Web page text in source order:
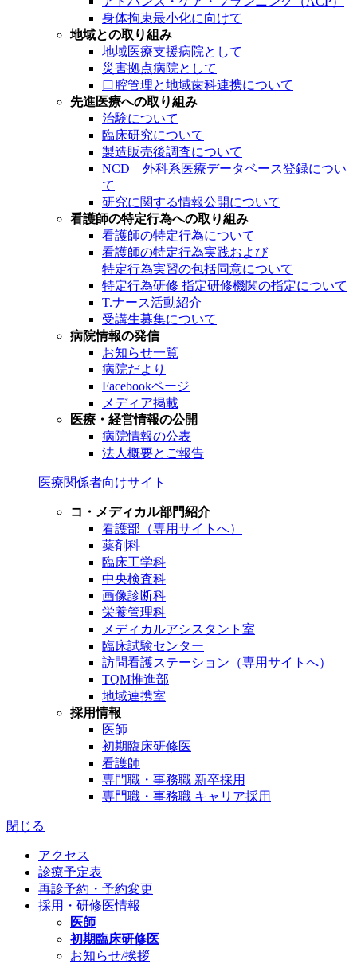
身体拘束最小化に向けて
地域との取り組み
地域医療支援病院として
災害拠点病院として
口腔管理と地域歯科連携について
先進医療への取り組み
治験について
臨床研究について
製造販売後調査について
NCD 外科系医療データベース登録につい
て
研究に関する情報公開について
看護師の特定行為への取り組み
看護師の特定行為について
看護師の特定行為実践および
特定行為実習の包括同意について
特定行為研修 指定研修機関の指定について
T.ナース活動紹介
受講生募集について
病院情報の発信
お知らせ一覧
病院だより
Facebookページ
メディア掲載
医療・経営情報の公開
病院情報の公表
法人概要とご報告
医療関係者向けサイト
コ・メディカル部門紹介
看護部（専用サイトへ）
薬剤科
臨床工学科
中央検査科
画像診断科
栄養管理科
メディカルアシスタント室
臨床試験センター
訪問看護ステーション（専用サイトへ）
TQM推進部
地域連携室
採用情報
医師
初期臨床研修医
看護師
専門職・事務職 新卒採用
専門職・事務職 キャリア採用
閉じる
アクセス
診療予定表
再診予約・予約変更
採用・研修医情報
医師
初期臨床研修医
お知らせ/挨拶